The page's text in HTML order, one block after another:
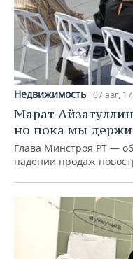
Недвижимость 07 авг,
Марат
но пока мы
Глава Минстроя РТ — об
падении продаж